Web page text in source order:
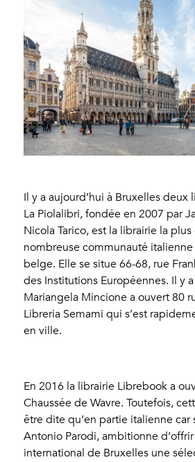
Il y a aujourd’hui à Bruxelles deux
La Piolalibri, fondée en 2007 par
Nicola Tarico, est la librairie la
nombreuse communauté
belge. Elle se situe 66-68, rue
des Institutions Européennes. Il y
Mariangela Mincione a ouvert 80
Libreria Semami qui s’est
en ville.
En 2016 la librairie Librebook a
Chaussée de Wavre. Toutefois,
être dite qu’en partie italienne car
Antonio Parodi, ambitionne
international de Bruxelles une